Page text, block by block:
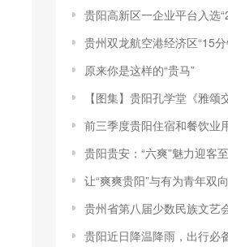
贵阳高新区一企业平台入选“2025中国AI+应用
贵州双龙航空港经济区“15分钟生活圈
原来你是这样的“贵马”
【图集】贵阳孔学堂《雅颂交响》
前三季度贵阳住宿和餐饮业用电量同
贵阳贵安：“六爽”魅力迎客至 风帆
让“爽爽贵阳”与有为青年双
贵州省第八届少数民族文艺会演
贵阳近日降温降雨，出行必备：棉